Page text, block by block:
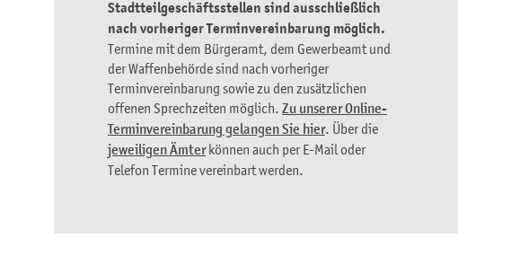
Stadtteilgeschäftsstellen sind ausschließlich
nach vorheriger Terminvereinbarung möglich.
Termine mit dem Bürgeramt, dem Gewerbeamt und
der Waffenbehörde sind nach vorheriger
Terminvereinbarung sowie zu den zusätzlichen
offenen Sprechzeiten möglich. Zu unserer Online-
Terminvereinbarung gelangen Sie hier. Über die
jeweiligen Ämterkönnen auch per E-Mail oder
Telefon Termine vereinbart werden.